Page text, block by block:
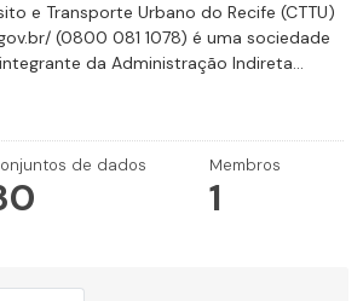
e Transporte Urbano do Recife (CTTU)
(0800 081 1078) é uma sociedade
da Administração Indireta...
de dados Membros
1